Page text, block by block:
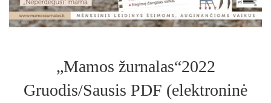
„Mamos žurnalas“2022
Gruodis/Sausis PDF (elektroninė